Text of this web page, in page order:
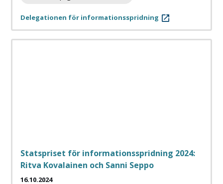
Delegationen för informationsspridning
Statspriset för informationsspridning 2024:
Ritva Kovalainen och Sanni Seppo
16.10.2024